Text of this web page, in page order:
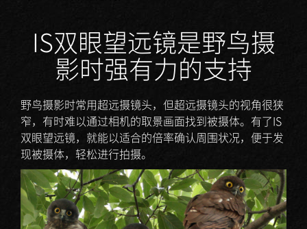
IS双眼望远镜是野鸟摄
影时强有力的支持
野鸟摄影时常用超远摄镜头，但超远摄镜头的视角很狭
窄，有时难以通过相机的取景画面找到被摄体。有了IS
双眼望远镜，就能以适合的倍率确认周围状况，便于发
现被摄体，轻松进行拍摄。